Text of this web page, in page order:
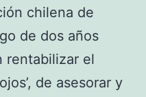
chilena de
de dos años
rentabilizar el
de asesorar y